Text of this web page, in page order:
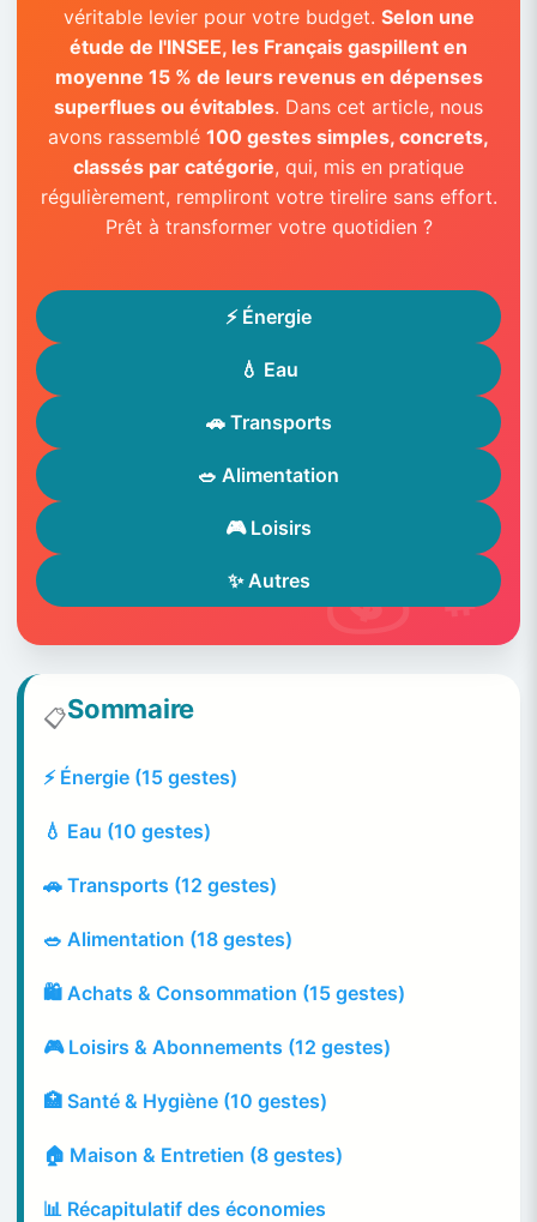
véritable levier pour votre budget. Selon une
étude de l'INSEE, les Français gaspillent en
moyenne 15 % de leurs revenus en dépenses
superflues ou évitables. Dans cet article, nous
avons rassemblé 100 gestes simples, concrets,
classés par catégorie, qui, mis en pratique
régulièrement, rempliront votre tirelire sans effort.
Prêt à transformer votre quotidien ?
⚡ Énergie
💧 Eau
🚗 Transports
🥗 Alimentation
🎮 Loisirs
✨ Autres
📋Sommaire
⚡ Énergie (15 gestes)
💧 Eau (10 gestes)
🚗 Transports (12 gestes)
🥗 Alimentation (18 gestes)
🛍️ Achats & Consommation (15 gestes)
🎮 Loisirs & Abonnements (12 gestes)
🏥 Santé & Hygiène (10 gestes)
🏠 Maison & Entretien (8 gestes)
📊 Récapitulatif des économies